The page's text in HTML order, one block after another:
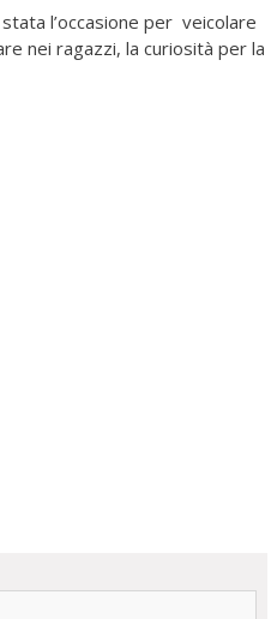
l’occasione per veicolare
nei ragazzi, la curiosità per la